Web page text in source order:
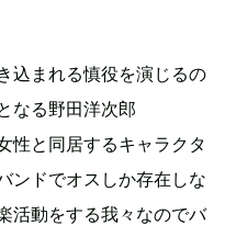
込まれる慎役を演じるの
なる野田洋次郎
性と同居するキャラクタ
ンドでオスしか存在しな
活動をする我々なのでバ